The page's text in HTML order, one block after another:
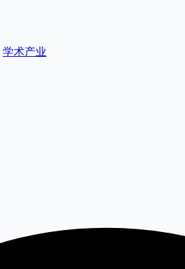
学术产业